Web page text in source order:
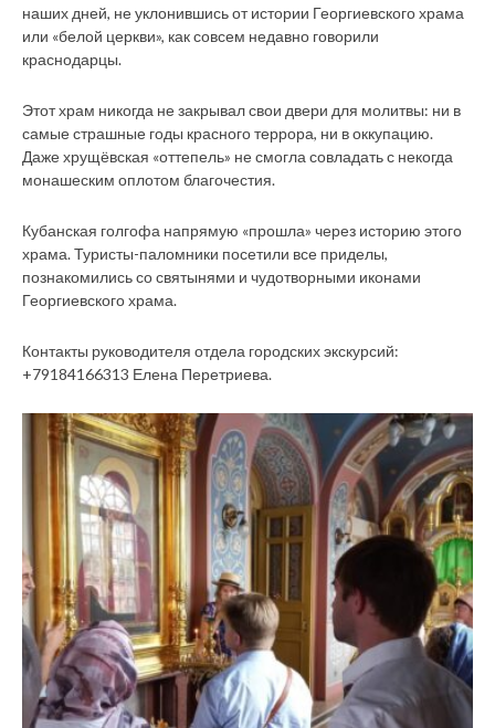
наших дней, не уклонившись от истории Георгиевского храма
или «белой церкви», как совсем недавно говорили
краснодарцы.
Этот храм никогда не закрывал свои двери для молитвы: ни в
самые страшные годы красного террора, ни в оккупацию.
Даже хрущёвская «оттепель» не смогла совладать с некогда
монашеским оплотом благочестия.
Кубанская голгофа напрямую «прошла» через историю этого
храма. Туристы-паломники посетили все приделы,
познакомились со святынями и чудотворными иконами
Георгиевского храма.
Контакты руководителя отдела городских экскурсий:
+79184166313 Елена Перетриева.